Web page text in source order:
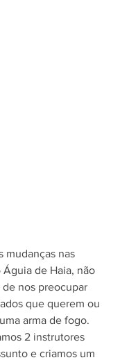
mudanças nas
Águia de Haia, não
nos preocupar
que querem ou
arma de fogo.
2 instrutores
e criamos um